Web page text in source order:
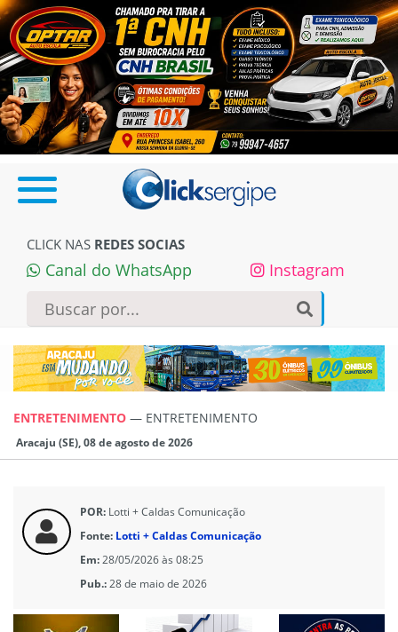
CLICK NAS REDES SOCIAS
Canal do WhatsApp Instagram
ENTRETENIMENTO — ENTRETENIMENTO
Aracaju (SE), 08 de agosto de 2026
POR: Lotti + Caldas Comunicação
Fonte: Lotti + Caldas Comunicação
Em:28/05/2026 às 08:25
Pub.:28 de maio de 2026